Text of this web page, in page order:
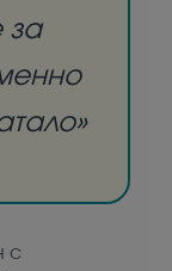
за
с